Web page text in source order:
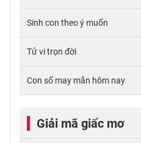
Sinh con theo ý muốn
Tử vi trọn đời
Con số may mắn hôm nay
Giải mã giấc mơ